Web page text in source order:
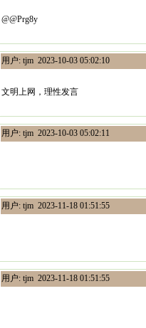
@@Prg8y
用户: tjm 2023-10-03 05:02:10
文明上网，理性发言
用户: tjm 2023-10-03 05:02:11
用户: tjm 2023-11-18 01:51:55
用户: tjm 2023-11-18 01:51:55